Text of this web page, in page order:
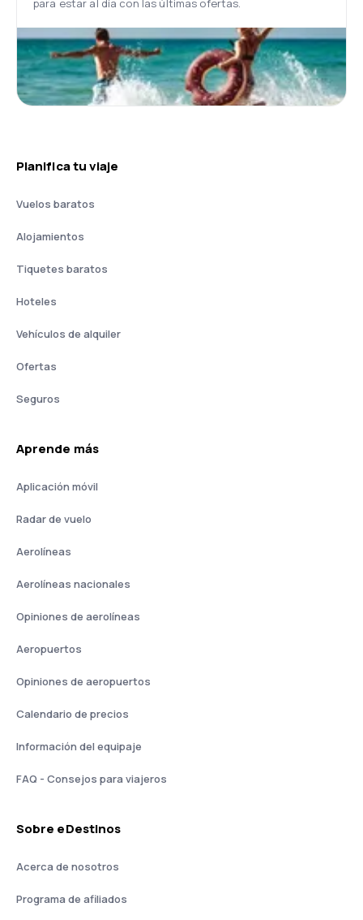
para estar al día con las últimas ofertas.
Planifica tu viaje
Vuelos baratos
Alojamientos
Tiquetes baratos
Hoteles
Vehículos de alquiler
Ofertas
Seguros
Aprende más
Aplicación móvil
Radar de vuelo
Aerolíneas
Aerolíneas nacionales
Opiniones de aerolíneas
Aeropuertos
Opiniones de aeropuertos
Calendario de precios
Información del equipaje
FAQ - Consejos para viajeros
Sobre eDestinos
Acerca de nosotros
Programa de afiliados